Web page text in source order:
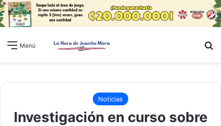
Menú
Noticias
Investigación en curso sobre